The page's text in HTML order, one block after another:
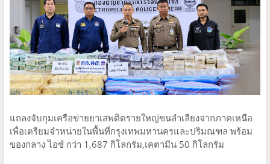
แถลงจับกุมเครือข่ายยาเสพติดรายใหญ่ขนลำเลียงจากภาคเหนือ
เพื่อเตรียมจำหน่ายในพื้นที่กรุงเทพมหานครและปริมณฑล พร้อม
ของกลาง ไอซ์ กว่า 1,687 กิโลกรัม,เคตามีน 50 กิโลกรัม